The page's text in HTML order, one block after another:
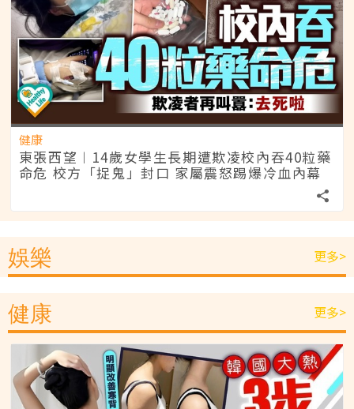
健康
東張西望︱14歲女學生長期遭欺凌校內吞40粒藥
命危 校方「捉鬼」封口 家屬震怒踢爆冷血內幕
娛樂 更多>
健康 更多>